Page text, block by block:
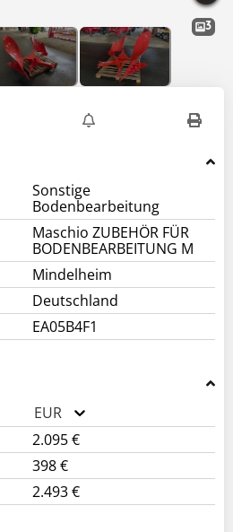
3
Sonstige
Bodenbearbeitung
Maschio ZUBEHÖR FÜR
BODENBEARBEITUNG M
Mindelheim
Deutschland
EA05B4F1
EUR
2.095 €
398 €
2.493 €